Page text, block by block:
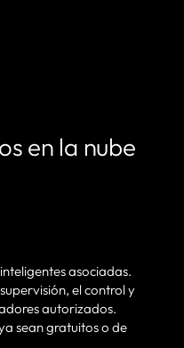
en la nube
asociadas.
el control y
autorizados.
sean gratuitos o de